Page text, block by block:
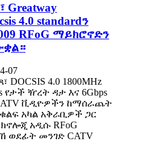
Greatway
4.0 standardን
RFoG ማይክሮኖድን
07
DOCSIS 4.0 1800MHz
የታች ዥረት ዳታ እና 6Gbps
ቪዲዮዎችን ከማሰራጨት
አካል አቅራቢዎች ጋር
አዲሱ RFoG
ወደፊት መንገድ CATV